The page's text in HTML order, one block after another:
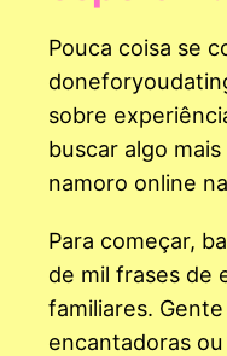
Pouca coisa se
sobre
buscar algo
namoro online
Para começar,
de mil frases de
familiares.
encantadoras